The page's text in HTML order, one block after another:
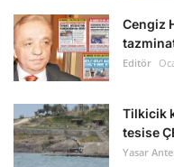
Cengiz
Editör
Tilkicik
tesise
Yasar